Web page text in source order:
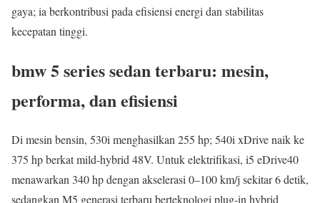
gaya; ia berkontribusi pada efisiensi energi dan stabilitas
kecepatan tinggi.
bmw 5 series sedan terbaru: mesin,
performa, dan efisiensi
Di mesin bensin, 530i menghasilkan 255 hp; 540i xDrive naik ke
375 hp berkat mild-hybrid 48V. Untuk elektrifikasi, i5 eDrive40
menawarkan 340 hp dengan akselerasi 0–100 km/j sekitar 6 detik,
sedangkan M5 generasi terbaru berteknologi plug-in hybrid